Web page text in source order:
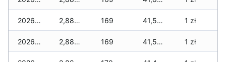
2026-01-09 2,880 zł 169 41,530 zł 1 zł
2026-01-08 2,880 zł 169 41,520 zł 1 zł